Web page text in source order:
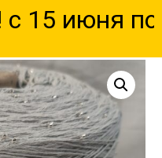
июня по